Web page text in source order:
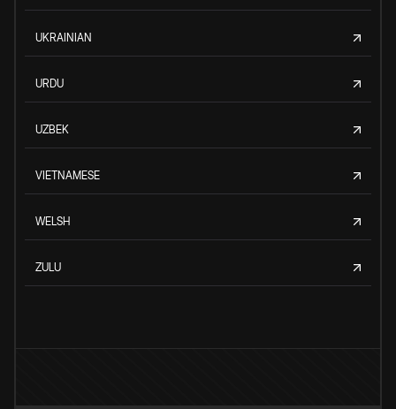
UKRAINIAN
URDU
UZBEK
VIETNAMESE
WELSH
ZULU